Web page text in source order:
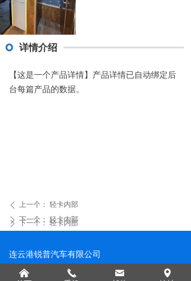
ꄲ 下一个： 轻卡内部
【这是一个产品详情】产品详情已自动绑定后
台每篇产品的数据。
ꄴ 上一个： 轻卡内部
ꄲ 下一个： 轻卡内部
详情介绍
连云港锐普汽车有限公司
联系人：周经理
낀 끅 낂 넹